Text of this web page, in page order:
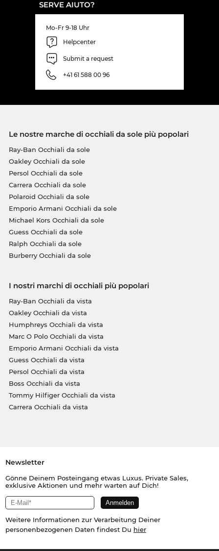
SERVE AIUTO?
Mo-Fr 9-18 Uhr
Helpcenter
Submit a request
+41 61 588 00 96
Le nostre marche di occhiali da sole più popolari
Ray-Ban Occhiali da sole
Oakley Occhiali da sole
Persol Occhiali da sole
Carrera Occhiali da sole
Polaroid Occhiali da sole
Emporio Armani Occhiali da sole
Michael Kors Occhiali da sole
Guess Occhiali da sole
Ralph Occhiali da sole
Burberry Occhiali da sole
I nostri marchi di occhiali più popolari
Ray-Ban Occhiali da vista
Oakley Occhiali da vista
Humphreys Occhiali da vista
Marc O Polo Occhiali da vista
Emporio Armani Occhiali da vista
Guess Occhiali da vista
Persol Occhiali da vista
Boss Occhiali da vista
Tommy Hilfiger Occhiali da vista
Carrera Occhiali da vista
Newsletter
Gönne Deinem Posteingang etwas Luxus. Private Sales,
exklusive Aktionen und mehr warten auf Dich!
Weitere Informationen zur Verarbeitung Deiner
personenbezogenen Daten findest Du hier